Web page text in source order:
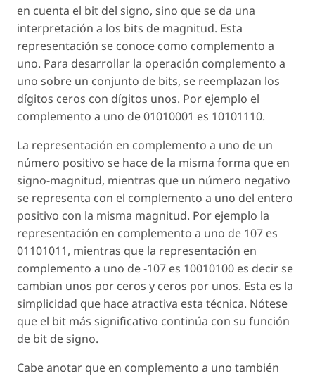
en cuenta el bit del signo, sino que se da una
interpretación a los bits de magnitud. Esta
representación se conoce como complemento a
uno. Para desarrollar la operación complemento a
uno sobre un conjunto de bits, se reemplazan los
dígitos ceros con dígitos unos. Por ejemplo el
complemento a uno de 01010001 es 10101110.
La representación en complemento a uno de un
número positivo se hace de la misma forma que en
signo-magnitud, mientras que un número negativo
se representa con el complemento a uno del entero
positivo con la misma magnitud. Por ejemplo la
representación en complemento a uno de 107 es
01101011, mientras que la representación en
complemento a uno de -107 es 10010100 es decir se
cambian unos por ceros y ceros por unos. Esta es la
simplicidad que hace atractiva esta técnica. Nótese
que el bit más significativo continúa con su función
de bit de signo.
Cabe anotar que en complemento a uno también